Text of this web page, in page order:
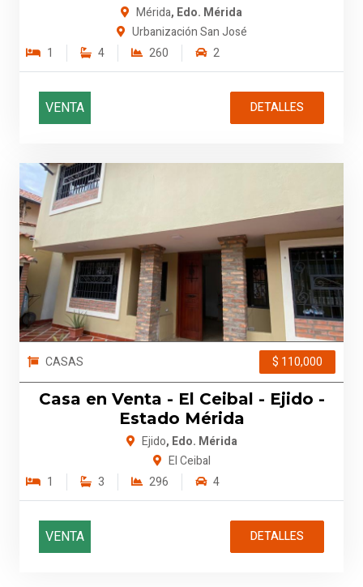
Mérida, Edo. Mérida
Urbanización San José
1
4 260 2
VENTA DETALLES
CASAS $ 110,000
Casa en Venta - El Ceibal - Ejido -
Estado Mérida
Ejido, Edo. Mérida
El Ceibal
1
3 296 4
VENTA DETALLES